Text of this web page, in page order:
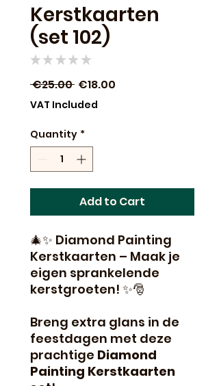
Kerstkaarten
(set 102)
★ ★ ★ ★ ★
€25.00 Regular
Price
€18.00
VAT Included
Quantity *
Add to Cart
🎄✨ Diamond Painting
Kerstkaarten – Maak je
eigen sprankelende
kerstgroeten! ✨🎅
Breng extra glans in de
feestdagen met deze
prachtige Diamond
Painting Kerstkaarten